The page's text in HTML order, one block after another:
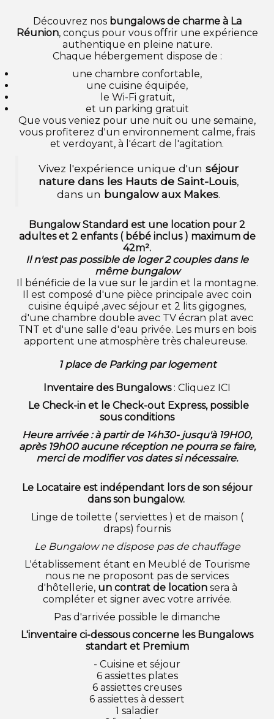
Découvrez nos bungalows de charme à La
Réunion, conçus pour vous offrir une expérience
authentique en pleine nature.
Chaque hébergement dispose de :
une chambre confortable,
une cuisine équipée,
le Wi-Fi gratuit,
et un parking gratuit
Que vous veniez pour une nuit ou une semaine,
vous profiterez d'un environnement calme, frais
et verdoyant, à l'écart de l'agitation.
Vivez l'expérience unique d'un séjour
nature dans les Hauts de Saint-Louis,
dans un bungalow aux Makes.
Bungalow Standard est une location pour 2
adultes et 2 enfants ( bébé inclus ) maximum de
42m².
Il n'est pas possible de loger 2 couples dans le
même bungalow
Il bénéficie de la vue sur le jardin et la montagne.
Il est composé d'une pièce principale avec coin
cuisine équipé ,avec séjour et 2 lits gigognes,
d'une chambre double avec TV écran plat avec
TNT et d'une salle d'eau privée. Les murs en bois
apportent une atmosphère très chaleureuse.
1 place de Parking par logement
Inventaire des Bungalows : Cliquez ICI
Le Check-in et le Check-out Express, possible
sous conditions
Heure arrivée : à partir de 14h30- jusqu'à 19H00,
après 19h00 aucune réception ne pourra se faire,
merci de modifier vos dates si nécessaire.
Le Locataire est indépendant lors de son séjour
dans son bungalow.
Linge de toilette ( serviettes ) et de maison (
draps) fournis
Le Bungalow ne dispose pas de chauffage
L'établissement étant en Meublé de Tourisme
nous ne ne proposont pas de services
d'hôtellerie, un contrat de locationsera à
compléter et signer avec votre arrivée.
Pas d'arrivée possible le dimanche
L'inventaire ci-dessous concerne les Bungalows
standart et Premium
- Cuisine et séjour
6 assiettes plates
6 assiettes creuses
6 assiettes à dessert
1 saladier